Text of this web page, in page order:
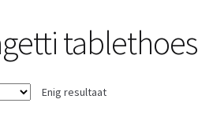
tablethoes
Enig resultaat